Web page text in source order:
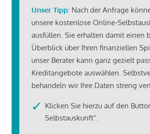
Unser Tipp: Nach der Anfrage
unsere kostenlose Online-
ausfüllen. Sie erhalten damit einen
Überblick über Ihren finanziellen
unser Berater kann ganz gezielt
Kreditangebote auswählen.
behandeln wir Ihre Daten streng
Klicken Sie hierzu auf den
Selbstauskunft“.